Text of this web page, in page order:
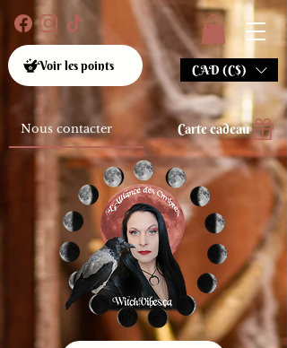
CAD (C$)
Nous contacter
Voir les points
Carte cadeau